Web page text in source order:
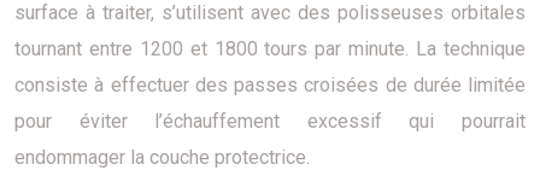
surface à traiter, s’utilisent avec des polisseuses orbitales
tournant entre 1200 et 1800 tours par minute. La technique
consiste à effectuer des passes croisées de durée limitée
pour éviter l’échauffement excessif qui pourrait
endommager la couche protectrice.